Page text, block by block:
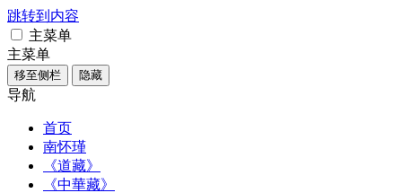
跳转到内容
主菜单
主菜单
移至侧栏 隐藏
导航
首页
南怀瑾
《道藏》
《中華藏》